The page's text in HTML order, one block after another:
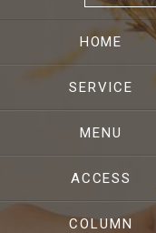
HOME
SERVICE
MENU
ACCESS
COLUMN